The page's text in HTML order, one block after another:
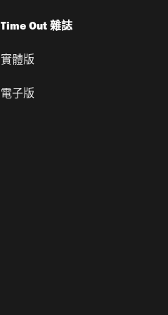
Time Out 雜誌
實體版
電子版